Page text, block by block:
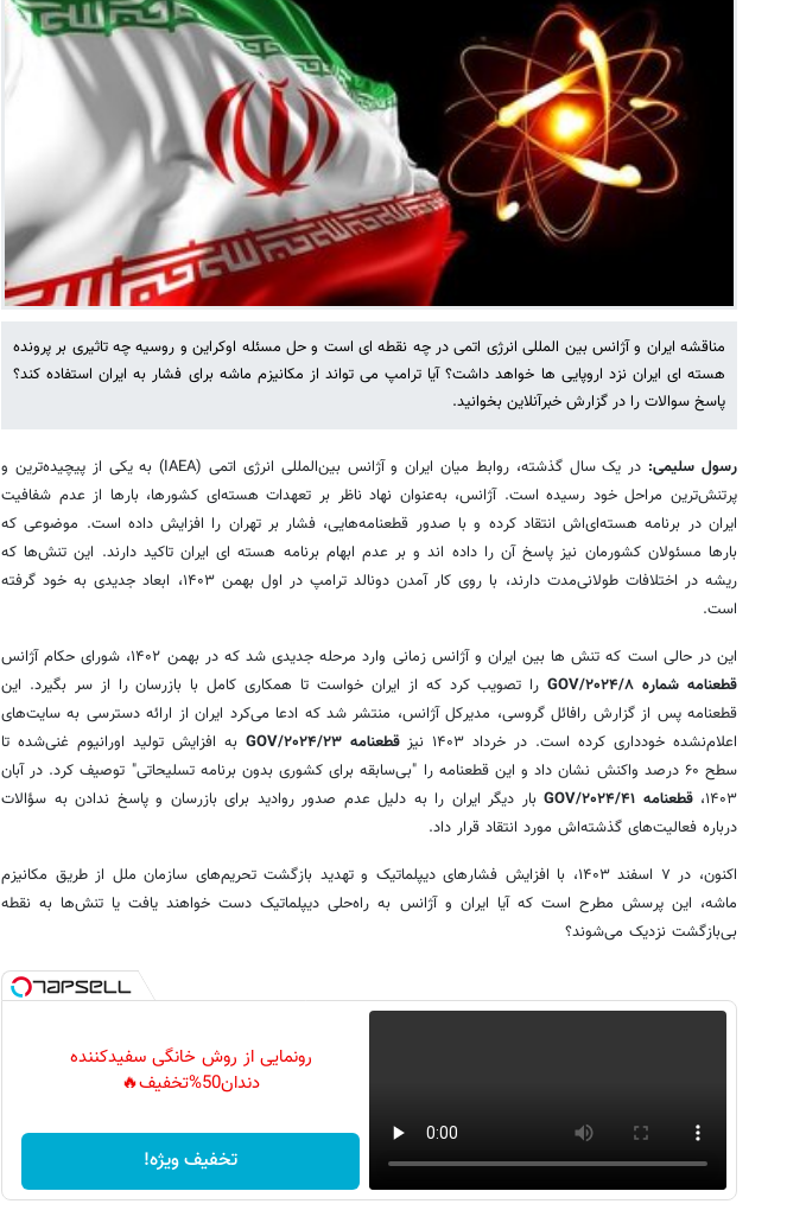
مناقشه ایران و آژانس بین المللی انرژی اتمی در چه نقطه ای است و حل مسئله اوکراین و روسیه چه تاثیری بر پرونده
هسته ای ایران نزد اروپایی ها خواهد داشت؟ آیا ترامپ می تواند از مکانیزم ماشه برای فشار به ایران استفاده کند؟
پاسخ سوالات را در گزارش خبرآنلاین بخوانید.
رسول سلیمی:
در یک سال گذشته، روابط میان ایران و آژانس بین‌المللی انرژی اتمی (IAEA) به یکی از پیچیده‌ترین و
پرتنش‌ترین مراحل خود رسیده است. آژانس، به‌عنوان نهاد ناظر بر تعهدات هسته‌ای کشورها، بارها از عدم شفافیت
ایران در برنامه هسته‌ای‌اش انتقاد کرده و با صدور قطعنامه‌هایی، فشار بر تهران را افزایش داده است. موضوعی که
بارها مسئولان کشورمان نیز پاسخ آن را داده اند و بر عدم ابهام برنامه هسته ای ایران تاکید دارند. این تنش‌ها که
ریشه در اختلافات طولانی‌مدت دارند، با روی کار آمدن دونالد ترامپ در اول بهمن ۱۴۰۳، ابعاد جدیدی به خود گرفته
است.
این در حالی است که تنش ها بین ایران و آژانس زمانی وارد مرحله جدیدی شد که در بهمن ۱۴۰۲، شورای حکام آژانس
قطعنامه شماره GOV/۲۰۲۴/۸
را تصویب کرد که از ایران خواست تا همکاری کامل با بازرسان را از سر بگیرد. این
قطعنامه پس از گزارش رافائل گروسی، مدیرکل آژانس، منتشر شد که ادعا می‌کرد ایران از ارائه دسترسی به سایت‌های
اعلام‌نشده خودداری کرده است. در خرداد ۱۴۰۳ نیز
قطعنامه GOV/۲۰۲۴/۲۳
به افزایش تولید اورانیوم غنی‌شده تا
سطح ۶۰ درصد واکنش نشان داد و این قطعنامه را "بی‌سابقه برای کشوری بدون برنامه تسلیحاتی" توصیف کرد. در آبان
۱۴۰۳، قطعنامه GOV/۲۰۲۴/۴۱
بار دیگر ایران را به دلیل عدم صدور روادید برای بازرسان و پاسخ ندادن به سؤالات
درباره فعالیت‌های گذشته‌اش مورد انتقاد قرار داد.
اکنون، در ۷ اسفند ۱۴۰۳، با افزایش فشارهای دیپلماتیک و تهدید بازگشت تحریم‌های سازمان ملل از طریق مکانیزم
ماشه، این پرسش مطرح است که آیا ایران و آژانس به راه‌حلی دیپلماتیک دست خواهند یافت یا تنش‌ها به نقطه
بی‌بازگشت نزدیک می‌شوند؟
رونمایی از روش خانگی سفیدکننده
دندان50%تخفیف🔥
تخفیف ویژه!